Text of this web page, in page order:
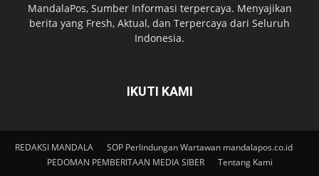
MandalaPos, Sumber Informasi terpercaya. Menyajikan
berita yang Fresh, Aktual, dan Terpercaya dari Seluruh
Indonesia.
IKUTI KAMI
REDAKSI MANDALA
SOP Perlindungan Wartawan mandalapos.co.id
PEDOMAN PEMBERITAAN MEDIA SIBER
Tentang Kami